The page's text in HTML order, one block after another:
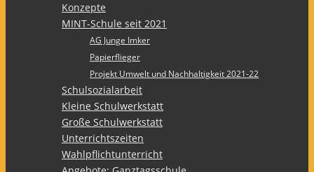
Konzepte
MINT-Schule seit 2021
AG Junge Imker
Papierflieger
Projekt Umwelt und Nachhaltigkeit 2021-22
Schulsozialarbeit
Kleine Schulwerkstatt
Große Schulwerkstatt
Unterrichtszeiten
Wahlpflichtunterricht